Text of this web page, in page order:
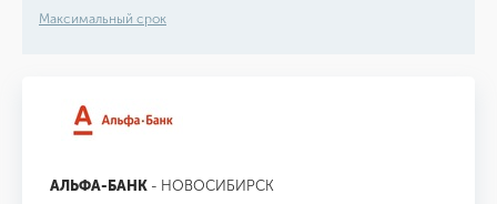
Максимальный срок
АЛЬФА-БАНК - НОВОСИБИРСК